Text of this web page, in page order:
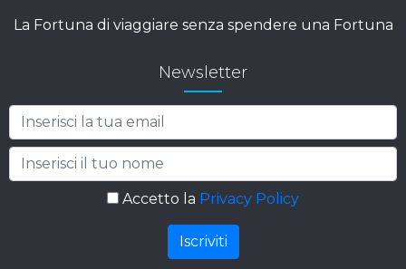
La Fortuna di viaggiare senza spendere una Fortuna
Newsletter
Accetto la Privacy Policy